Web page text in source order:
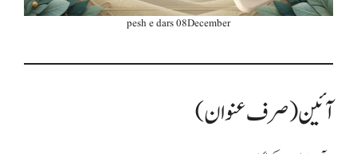
pesh e dars 08December
آئین (صرف عنوان)